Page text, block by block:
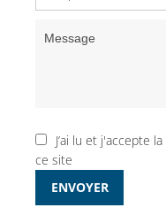
J’ai lu et j'accepte la
ce site
ENVOYER